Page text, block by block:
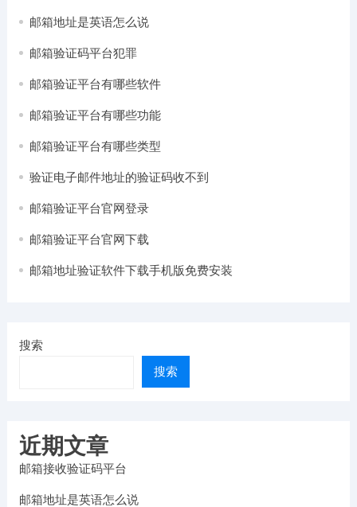
邮箱地址是英语怎么说
邮箱验证码平台犯罪
邮箱验证平台有哪些软件
邮箱验证平台有哪些功能
邮箱验证平台有哪些类型
验证电子邮件地址的验证码收不到
邮箱验证平台官网登录
邮箱验证平台官网下载
邮箱地址验证软件下载手机版免费安装
搜索
搜索
近期文章
邮箱接收验证码平台
邮箱地址是英语怎么说